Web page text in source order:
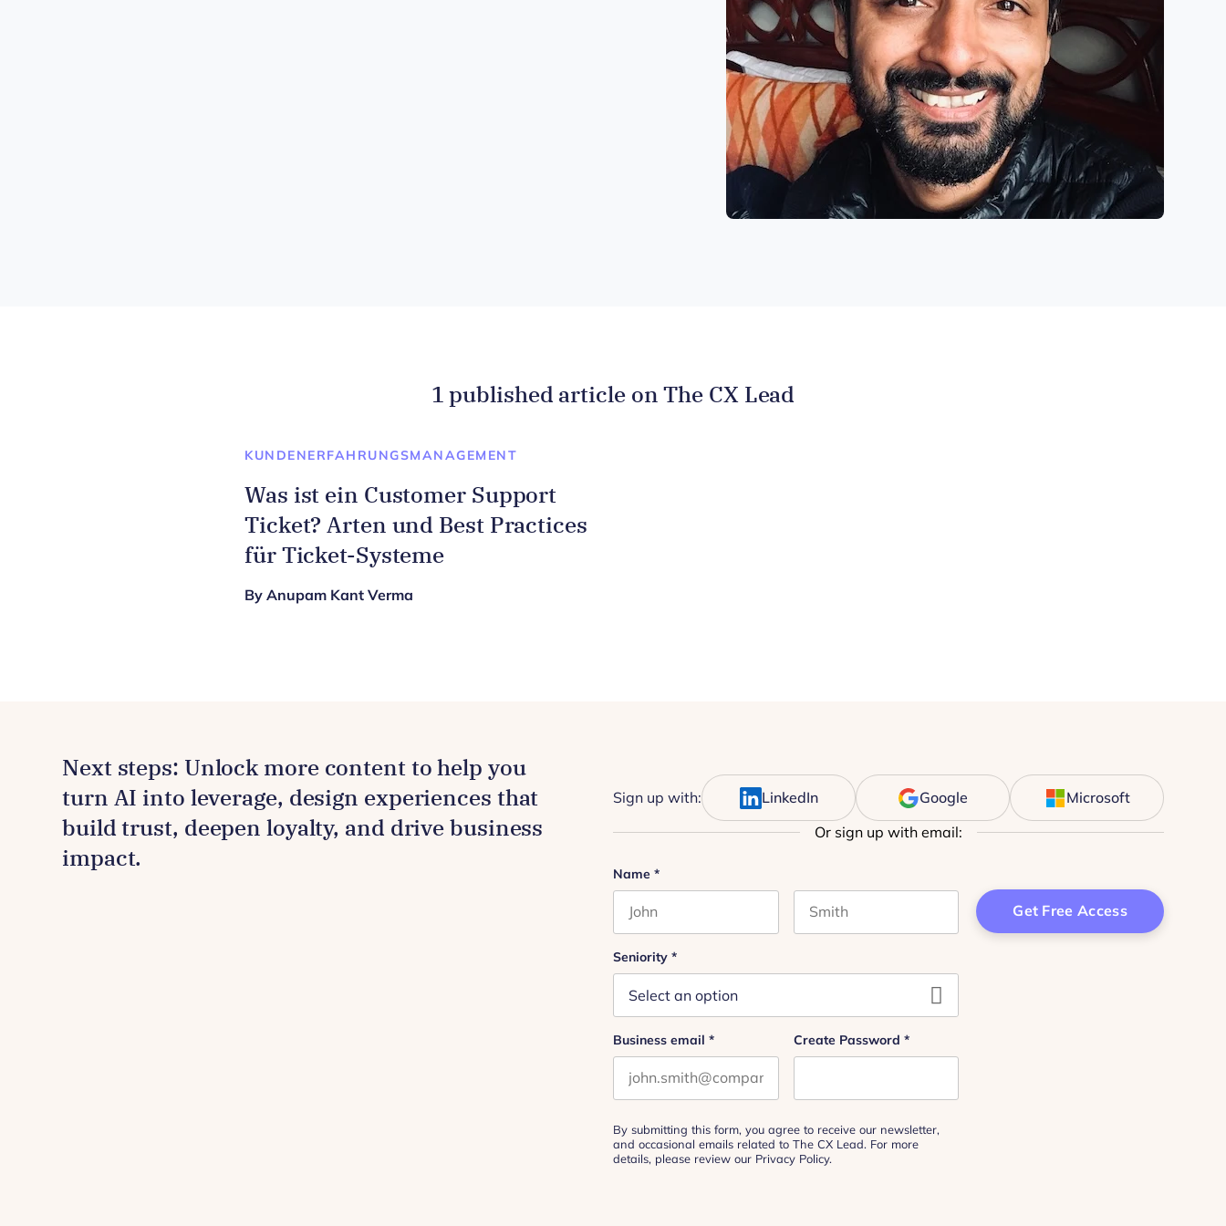
1 published article on The CX Lead
KUNDENERFAHRUNGSMANAGEMENT
Was ist ein Customer Support
Ticket? Arten und Best Practices
für Ticket-Systeme
By Anupam Kant Verma
Next steps: Unlock more content to help you
turn AI into leverage, design experiences that
build trust, deepen loyalty, and drive business
impact.
Sign up with: LinkedIn Google Microsoft
Or sign up with email:
LinkedIn
This field is for validation purposes and should be left unchanged.
Name *
Seniority *
Business email * Create Password *
By submitting this form, you agree to receive our newsletter,
and occasional emails related to The CX Lead. For more
details, please review our Privacy Policy.